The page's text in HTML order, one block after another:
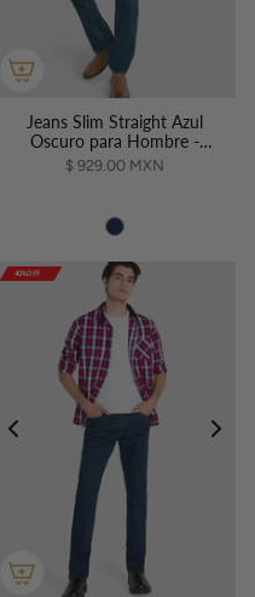
Jeans Slim Straight Azul
Oscuro para Hombre -
Vaxter
$ 929.00 MXN
40%OFF
40%OFF
40%OFF
40%OFF
40%OFF